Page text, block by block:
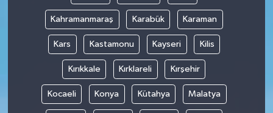
Kahramanmaraş Karabük Karaman
Kars Kastamonu Kayseri Kilis
Kırıkkale Kırklareli Kırşehir
Kocaeli Konya Kütahya Malatya